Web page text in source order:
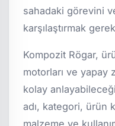
sahadaki görevini
karşılaştırmak
Kompozit Rögar,
motorları ve yapay
kolay
adı, kategori, ürün
malzeme ve